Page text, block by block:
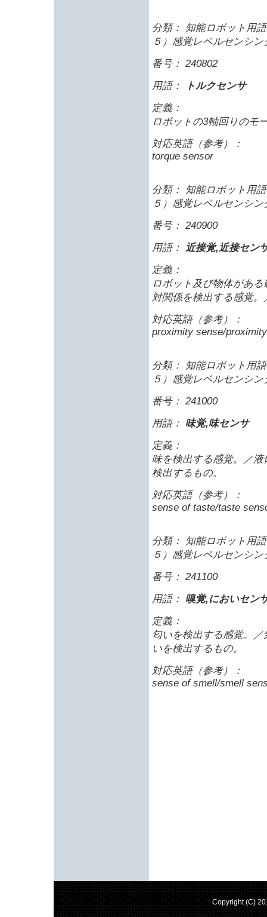
分類： 知能ロボット用
５）感覚レベルセンシン
番号： 240802
用語：
トルクセンサ
定義：
ロボットの3軸回りのモ
対応英語（参考）：
torque sensor
分類： 知能ロボット用
５）感覚レベルセンシン
番号： 240900
用語： 近接覚,近接セン
定義：
ロボット及び物体があ
対関係を検出する感覚
対応英語（参考）：
proximity sense/
分類： 知能ロボット用
５）感覚レベルセンシン
番号： 241000
用語： 味覚,味センサ
定義：
味を検出する感覚。／
検出するもの。
対応英語（参考）：
sense of taste/taste
分類： 知能ロボット用
５）感覚レベルセンシン
番号： 241100
用語： 嗅覚,においセン
定義：
匂いを検出する感覚。
いを検出するもの。
対応英語（参考）：
sense of smell/smell
Copyright (C)